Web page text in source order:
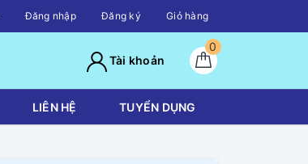
Đăng nhập Đăng ký Giỏ hàng
0
Tài khoản
LIÊN HỆ TUYỂN DỤNG